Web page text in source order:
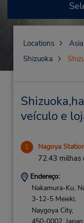
Locations
Shizuoka
veículo e
1 Nagoya
72.43 milhas
Endereço:
Nakamura-Ku,
3-12-5 Meieki,
Naygoya City,